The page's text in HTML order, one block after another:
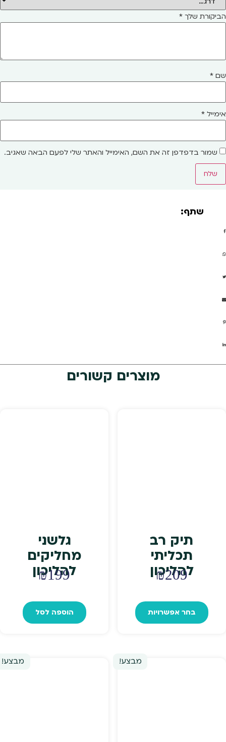
הביקורת שלך *
שם *
אימייל *
שמור בדפדפן זה את השם, האימייל והאתר שלי לפעם הבאה שאגיב.
שתף:
מוצרים קשורים
תיק רב
תכליתי
להליכון
₪209
בחר אפשרויות
זה
ניתן
גלשני
מחליקים
להליכון
₪199
הוספה לסל
מבצע! מבצע!